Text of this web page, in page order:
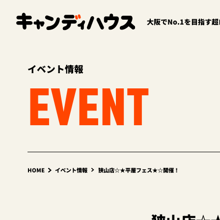
大阪でNo.1を目指す
イベント情報
EVENT
HOME イベント情報 狭山店☆★平屋フェス★☆開催！